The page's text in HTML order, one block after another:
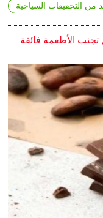
من التحقيقات السياحية
الأطعمة فائقة